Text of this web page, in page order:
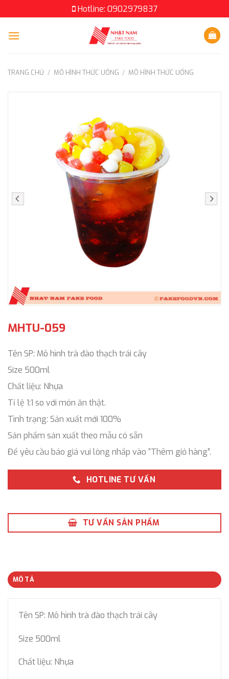
to
content
Hotline: 0902979837
TRANG CHỦ / MÔ HÌNH THỨC UỐNG / MÔ HÌNH THỨC UỐNG
MHTU-059
Tên SP: Mô hình trà đào thạch trái cây
Size 500ml
Chất liệu: Nhựa
Tỉ lệ 1:1 so với món ăn thật.
Tình trạng: Sản xuất mới 100%
Sản phẩm sản xuất theo mẫu có sẵn
Để yêu cầu báo giá vui lòng nhấp vào “Thêm giỏ hàng”.
HOTLINE TƯ VẤN
TƯ VẤN SẢN PHẨM
MÔ TẢ
Tên SP: Mô hình trà đào thạch trái cây
Size 500ml
Chất liệu: Nhựa